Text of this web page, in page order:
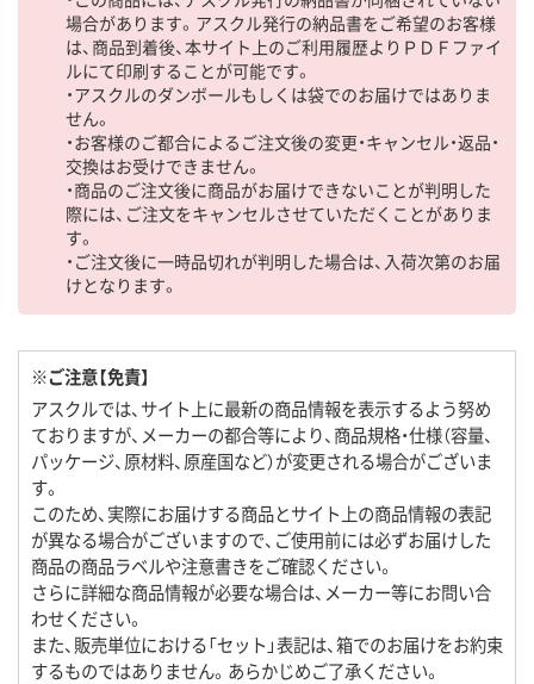
場合があります。アスクル発行の納品書をご希望のお客様
は、商品到着後、本サイト上のご利用履歴よりＰＤＦファイ
ルにて印刷することが可能です。
・アスクルのダンボールもしくは袋でのお届けではありま
せん。
・お客様のご都合によるご注文後の変更・キャンセル・返品・
交換はお受けできません。
・商品のご注文後に商品がお届けできないことが判明した
際には、ご注文をキャンセルさせていただくことがありま
す。
・ご注文後に一時品切れが判明した場合は、入荷次第のお届
けとなります。
※ご注意【免責】
アスクルでは、サイト上に最新の商品情報を表示するよう努め
ておりますが、メーカーの都合等により、商品規格・仕様（容量、
パッケージ、原材料、原産国など）が変更される場合がございま
す。
このため、実際にお届けする商品とサイト上の商品情報の表記
が異なる場合がございますので、ご使用前には必ずお届けした
商品の商品ラベルや注意書きをご確認ください。
さらに詳細な商品情報が必要な場合は、メーカー等にお問い合
わせください。
また、販売単位における「セット」表記は、箱でのお届けをお約束
するものではありません。あらかじめご了承ください。